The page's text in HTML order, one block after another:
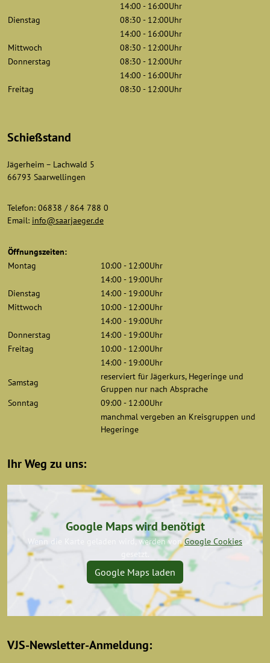
14:00 - 16:00Uhr
Dienstag
08:30 - 12:00Uhr
14:00 - 16:00Uhr
Mittwoch
08:30 - 12:00Uhr
Donnerstag
08:30 - 12:00Uhr
14:00 - 16:00Uhr
Freitag
08:30 - 12:00Uhr
Schießstand
Jägerheim – Lachwald 5
66793 Saarwellingen
Telefon: 06838 / 864 788 0
Email: info@saarjaeger.de
Öffnungszeiten:
Montag
10:00 - 12:00Uhr
14:00 - 19:00Uhr
Dienstag
14:00 - 19:00Uhr
Mittwoch
10:00 - 12:00Uhr
14:00 - 19:00Uhr
Donnerstag
14:00 - 19:00Uhr
Freitag
10:00 - 12:00Uhr
14:00 - 19:00Uhr
Samstag
reserviert für Jägerkurs, Hegeringe und
Gruppen nur nach Absprache
Sonntag
09:00 - 12:00Uhr
manchmal vergeben an Kreisgruppen und
Hegeringe
Ihr Weg zu uns:
Google Maps wird benötigt
Wenn die Karte geladen wird, werden vonGoogle Cookies
gesetzt.
Google Maps laden
VJS-Newsletter-Anmeldung: